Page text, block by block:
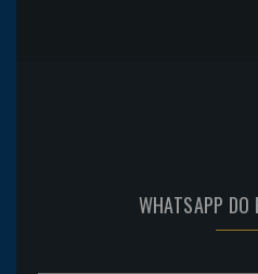
WHATSAPP DO